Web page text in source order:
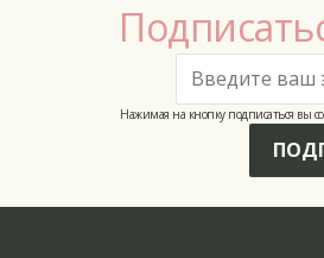
Нажимая на кнопку подписаться вы